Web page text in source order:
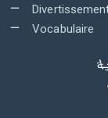
Vocabulaire